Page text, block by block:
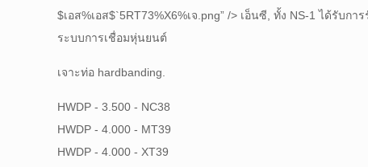
$เอส%เอส$`5RT73%X6%เจ.png” /> เอ็นซี, ทั้ง NS-1 ได้รับ
ระบบการเชื่อมหุ่นยนต์
เจาะท่อ hardbanding.
HWDP - 3.500 - NC38
HWDP - 4.000 - MT39
HWDP - 4.000 - XT39